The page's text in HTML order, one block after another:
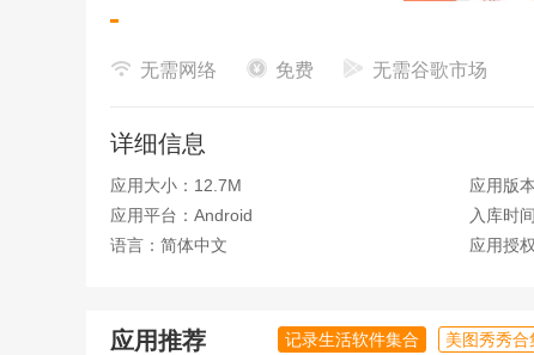
1、纸质阅读，为了保护眼睛在阅读过程中，点击纸质
2.自由区。免费区有大量的小说，不用花钱就能欣赏
3.优秀产品推荐:每天在软件首页推荐不同的优秀小说
4.金币的兑换。每天签到可以获得一定数量的金币，
无需网络 免费 无需谷歌市场
详细信息
应用大小：12.7M
应用版本
应用平台：Android
入库时
语言：简体中文
应用授
应用推荐 记录生活软件集合 美图秀秀合